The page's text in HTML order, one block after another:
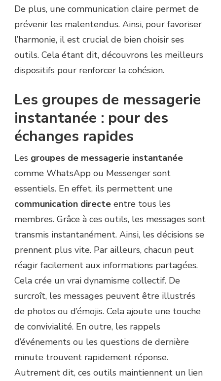
?
De plus, une communication claire permet de
prévenir les malentendus. Ainsi, pour favoriser
l’harmonie, il est crucial de bien choisir ses
outils. Cela étant dit, découvrons les meilleurs
dispositifs pour renforcer la cohésion.
Les groupes de messagerie
instantanée : pour des
échanges rapides
Les groupes de messagerie instantanée
comme WhatsApp ou Messenger sont
essentiels. En effet, ils permettent une
communication directe entre tous les
membres. Grâce à ces outils, les messages sont
transmis instantanément. Ainsi, les décisions se
prennent plus vite. Par ailleurs, chacun peut
réagir facilement aux informations partagées.
Cela crée un vrai dynamisme collectif. De
surcroît, les messages peuvent être illustrés
de photos ou d’émojis. Cela ajoute une touche
de convivialité. En outre, les rappels
d’événements ou les questions de dernière
minute trouvent rapidement réponse.
Autrement dit, ces outils maintiennent un lien